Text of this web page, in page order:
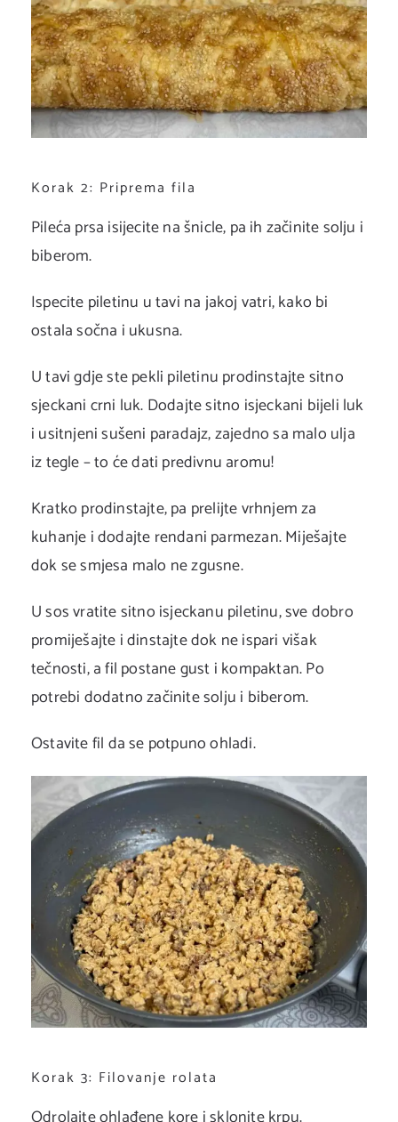
Korak 2: Priprema fila
Pileća prsa isijecite na šnicle, pa ih začinite solju i
biberom.
Ispecite piletinu u tavi na jakoj vatri, kako bi
ostala sočna i ukusna.
U tavi gdje ste pekli piletinu prodinstajte sitno
sjeckani crni luk. Dodajte sitno isjeckani bijeli luk
i usitnjeni sušeni paradajz, zajedno sa malo ulja
iz tegle – to će dati predivnu aromu!
Kratko prodinstajte, pa prelijte vrhnjem za
kuhanje i dodajte rendani parmezan. Miješajte
dok se smjesa malo ne zgusne.
U sos vratite sitno isjeckanu piletinu, sve dobro
promiješajte i dinstajte dok ne ispari višak
tečnosti, a fil postane gust i kompaktan. Po
potrebi dodatno začinite solju i biberom.
Ostavite fil da se potpuno ohladi.
Korak 3: Filovanje rolata